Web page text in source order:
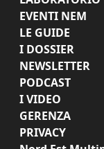
EVENTI NEM
LE GUIDE
I DOSSIER
NEWSLETTER
PODCAST
I VIDEO
GERENZA
PRIVACY